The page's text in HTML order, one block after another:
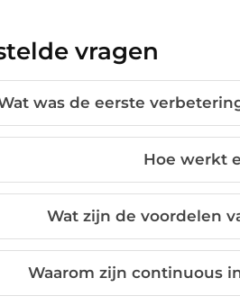
vragen
was de eerste
Hoe werkt
Wat zijn de voordelen
Waarom zijn continuous